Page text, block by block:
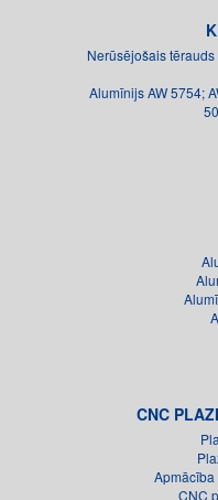
Nerūsējošais tērauds
Alumīnijs AW 5754;
CNC
CNC